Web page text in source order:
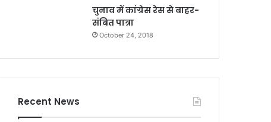
चुनाव में कांग्रेस रेस से बाहर-
संबित पात्रा
October 24, 2018
Recent News